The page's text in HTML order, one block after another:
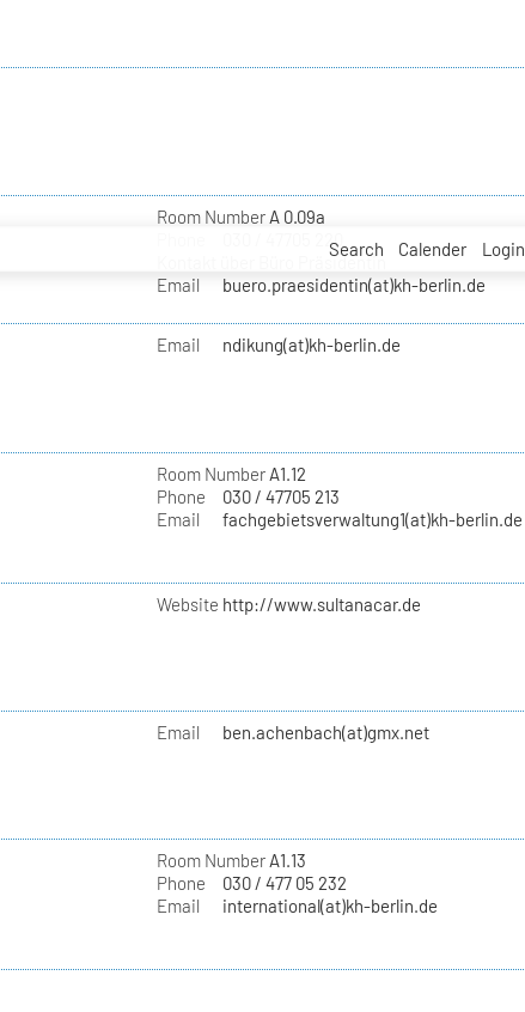
Search Calender Login
Room NumberA 0.09a
030 / 47705 220
Kontakt über Büro Präsidentin
Email
buero.praesidentin(at)kh-berlin.de
Email ndikung(at)kh-berlin.de
Room NumberA1.12
Phone
030 / 47705 213
Email
fachgebietsverwaltung1(at)kh-berlin.de
Website http://www.sultanacar.de
Email ben.achenbach(at)gmx.net
Room NumberA1.13
Phone
030 / 477 05 232
Email
international(at)kh-berlin.de